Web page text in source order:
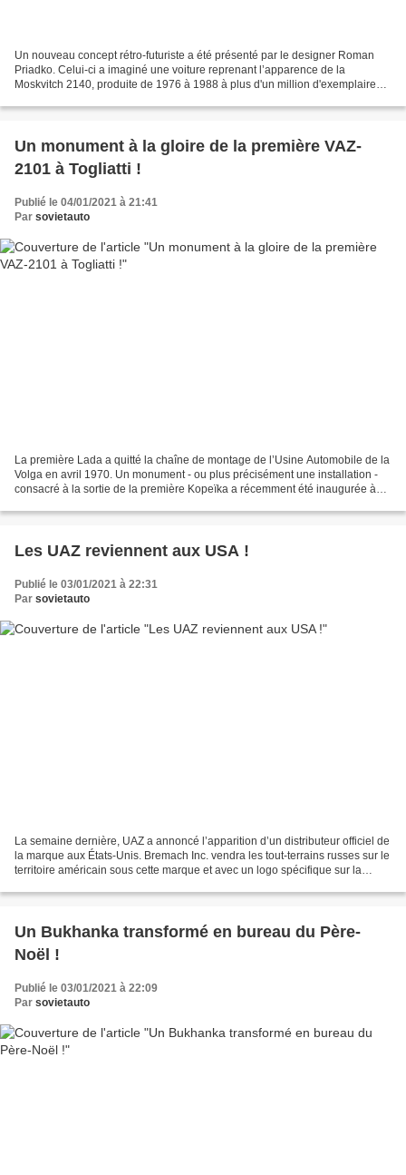
Un nouveau concept rétro-futuriste a été présenté par le designer Roman
Priadko. Celui-ci a imaginé une voiture reprenant l’apparence de la
Moskvitch 2140, produite de 1976 à 1988 à plus d'un million d'exemplaires
Un monument à la gloire de la première VAZ-
2101 à Togliatti !
Publié le 04/01/2021 à 21:41
Par sovietauto
La première Lada a quitté la chaîne de montage de l’Usine Automobile de la
Volga en avril 1970. Un monument - ou plus précisément une installation -
consacré à la sortie de la première Kopeïka a récemment été inaugurée à
Les UAZ reviennent aux USA !
Publié le 03/01/2021 à 22:31
Par sovietauto
La semaine dernière, UAZ a annoncé l’apparition d’un distributeur officiel de
la marque aux États-Unis. Bremach Inc. vendra les tout-terrains russes sur le
territoire américain sous cette marque et avec un logo spécifique sur la
Un Bukhanka transformé en bureau du Père-
Noël !
Publié le 03/01/2021 à 22:09
Par sovietauto